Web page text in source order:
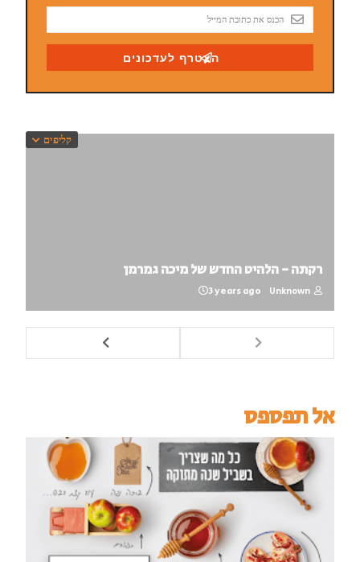
קליפים
רקתה - הלהיט החדש של מיכה גמרמן
Unknown
3 years ago
אל תפספס